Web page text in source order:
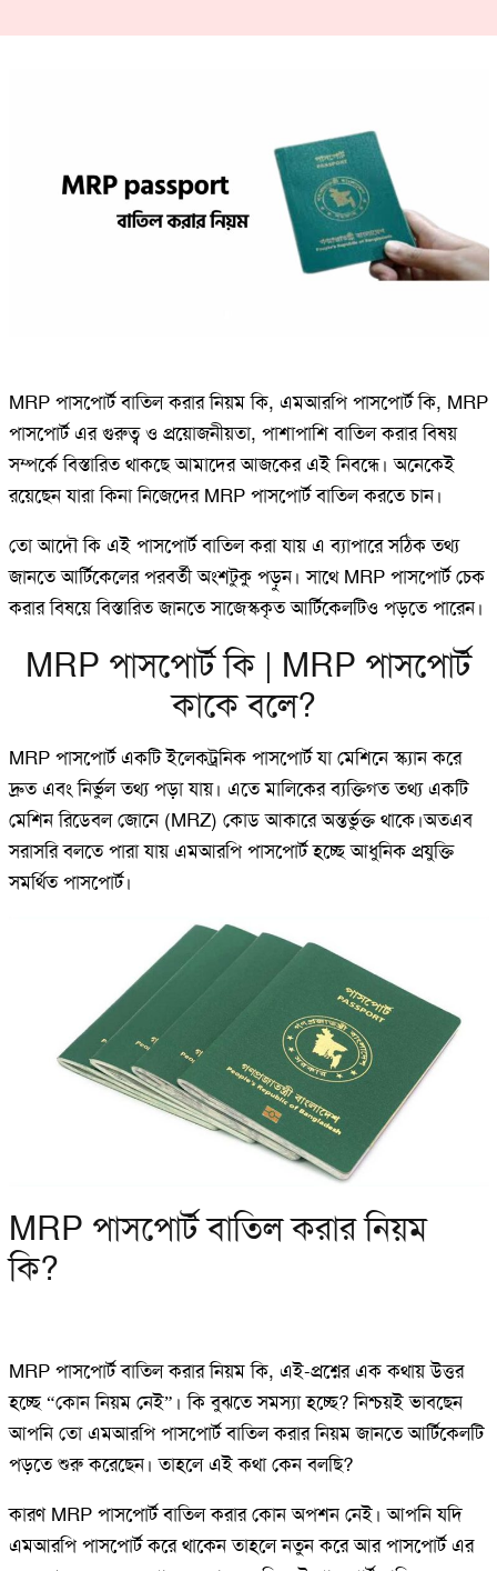
MRP পাসপোর্ট বাতিল করার নিয়ম কি, এমআরপি পাসপোর্ট কি, MRP
পাসপোর্ট এর গুরুত্ব ও প্রয়োজনীয়তা, পাশাপাশি বাতিল করার বিষয়
সম্পর্কে বিস্তারিত থাকছে আমাদের আজকের এই নিবন্ধে। অনেকেই
রয়েছেন যারা কিনা নিজেদের MRP পাসপোর্ট বাতিল করতে চান।
তো আদৌ কি এই পাসপোর্ট বাতিল করা যায় এ ব্যাপারে সঠিক তথ্য
জানতে আর্টিকেলের পরবর্তী অংশটুকু পড়ুন। সাথে MRP পাসপোর্ট চেক
করার বিষয়ে বিস্তারিত জানতে সাজেস্ককৃত আর্টিকেলটিও পড়তে পারেন।
MRP পাসপোর্ট কি | MRP পাসপোর্ট
কাকে বলে?
MRP পাসপোর্ট একটি ইলেকট্রনিক পাসপোর্ট যা মেশিনে স্ক্যান করে
দ্রুত এবং নির্ভুল তথ্য পড়া যায়। এতে মালিকের ব্যক্তিগত তথ্য একটি
মেশিন রিডেবল জোনে (MRZ) কোড আকারে অন্তর্ভুক্ত থাকে।অতএব
সরাসরি বলতে পারা যায় এমআরপি পাসপোর্ট হচ্ছে আধুনিক প্রযুক্তি
সমর্থিত পাসপোর্ট।
MRP পাসপোর্ট বাতিল করার নিয়ম
কি?
MRP পাসপোর্ট বাতিল করার নিয়ম কি, এই-প্রশ্নের এক কথায় উত্তর
হচ্ছে “কোন নিয়ম নেই”। কি বুঝতে সমস্যা হচ্ছে? নিশ্চয়ই ভাবছেন
আপনি তো এমআরপি পাসপোর্ট বাতিল করার নিয়ম জানতে আর্টিকেলটি
পড়তে শুরু করেছেন। তাহলে এই কথা কেন বলছি?
কারণ MRP পাসপোর্ট বাতিল করার কোন অপশন নেই। আপনি যদি
এমআরপি পাসপোর্ট করে থাকেন তাহলে নতুন করে আর পাসপোর্ট এর